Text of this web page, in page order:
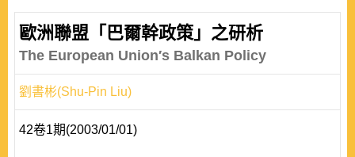
歐洲聯盟「巴爾幹政策」之研析
The European Union′s Balkan Policy
劉書彬(Shu-Pin Liu)
42卷1期(2003/01/01)